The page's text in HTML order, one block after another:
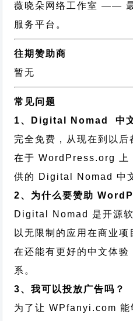
薇晓朵网络工作室 —— 最
服务平台。
往期赞助商
暂无
常见问题
1、Digital Nomad 中文
完全免费，从现在到以
在于 WordPress.org 上
供的 Digital Nomad 中
2、为什么要赞助
Digital Nomad 是开源
以无限制的应用在商业
在还能有更好的中文体
系。
3、我可以投放广告吗？
为了让 WPfanyi.com 能